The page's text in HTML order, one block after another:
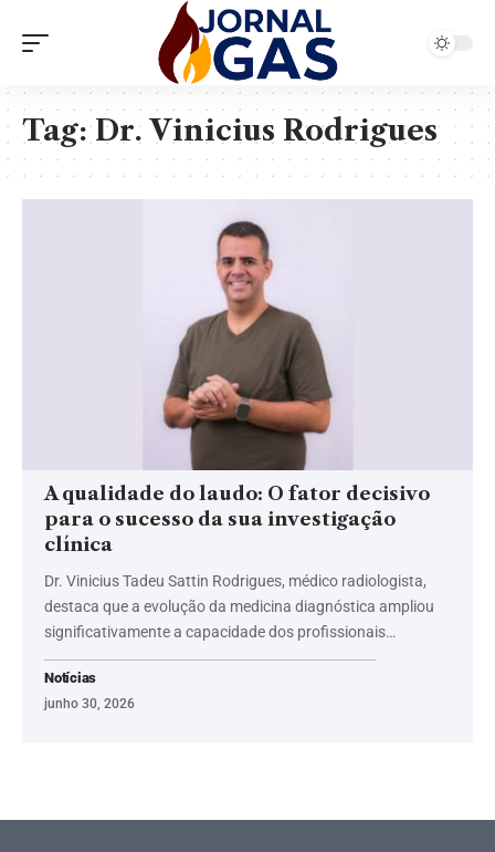
Tag:Dr. Vinicius Rodrigues
A qualidade do laudo: O fator decisivo
para o sucesso da sua investigação
clínica
Dr. Vinicius Tadeu Sattin Rodrigues, médico radiologista,
destaca que a evolução da medicina diagnóstica ampliou
significativamente a capacidade dos profissionais…
Notícias
junho 30, 2026